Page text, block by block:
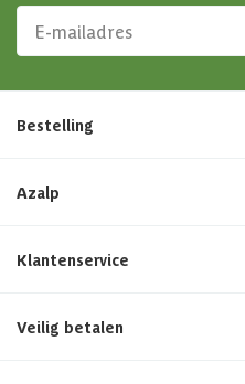
Bestelling
Azalp
Klantenservice
Veilig betalen